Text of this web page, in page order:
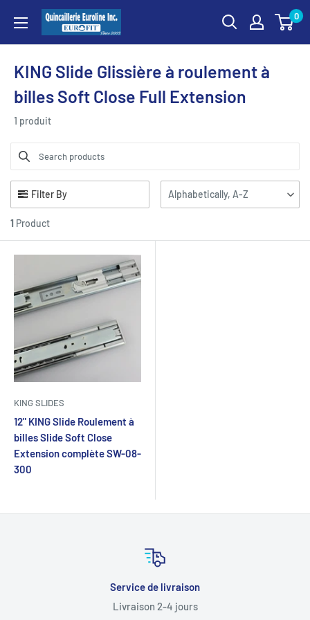
contenu
Quincaillerie
Euroline
0
KING Slide Glissière à roulement à
billes Soft Close Full Extension
1 produit
Filter By
1 Product
Alphabetically, A-Z
KING SLIDES
12" KING Slide Roulement à
billes Slide Soft Close
Extension complète SW-08-
300
Service de livraison
Livraison 2-4 jours